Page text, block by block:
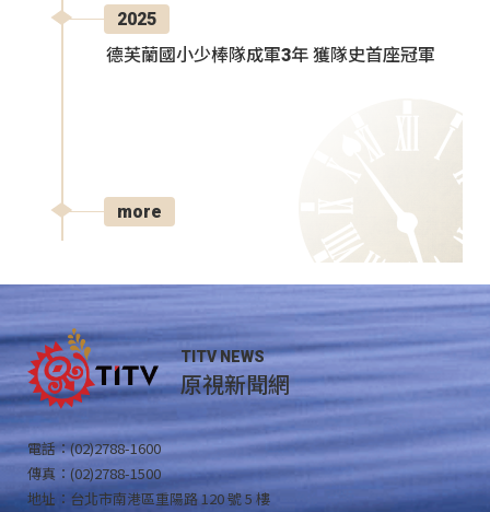
2025
德芙蘭國小少棒隊成軍3年 獲隊史首座冠軍
more
TITV NEWS
原視新聞網
電話：(02)2788-1600
傳真：(02)2788-1500
地址：台北市南港區重陽路 120 號 5 樓